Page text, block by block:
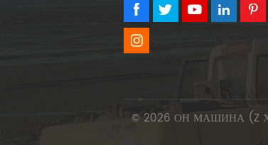
© 2026 ОН МАШИНА (Z